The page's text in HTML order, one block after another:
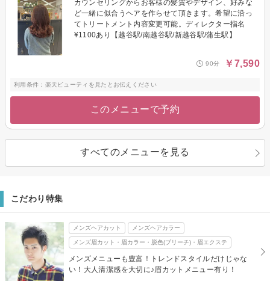
カウンセリングからお客様の髪質やデザイン、好みな
ど一緒に似合うヘアを作らせて頂きます。希望に沿っ
てトリートメント内容変更可能。ディレクター指名
¥1100あり【越谷駅/南越谷駅/新越谷駅/蒲生駅】
90分 ￥7,590
利用条件：楽天ビューティを見たとお伝えください
このメニューで予約
すべてのメニューを見る
こだわり特集
メンズヘアカット メンズヘアカラー
メンズ眉カット・眉カラー・脱色(ブリーチ)・眉エクステ
メンズメニューも豊富！トレンドスタイルだけじゃな
い！大人清潔感を大切に♪眉カットメニュー有り！